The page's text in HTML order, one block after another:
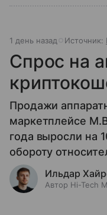
1 день назад Источник:
Спрос на
Продажи
маркетплейсе
года выросли на
обороту
Ильдар
Автор Hi-Tech